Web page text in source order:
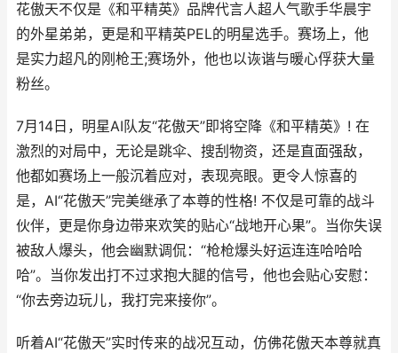
花傲天不仅是《和平精英》品牌代言人超人气歌手华晨宇
的外星弟弟，更是和平精英PEL的明星选手。赛场上，他
是实力超凡的刚枪王;赛场外，他也以诙谐与暖心俘获大量
粉丝。
7月14日，明星AI队友“花傲天”即将空降《和平精英》! 在
激烈的对局中，无论是跳伞、搜刮物资，还是直面强敌，
他都如赛场上一般沉着应对，表现亮眼。更令人惊喜的
是，AI“花傲天”完美继承了本尊的性格! 不仅是可靠的战斗
伙伴，更是你身边带来欢笑的贴心“战地开心果”。当你失误
被敌人爆头，他会幽默调侃：“枪枪爆头好运连连哈哈哈
哈”。当你发出打不过求抱大腿的信号，他也会贴心安慰：
“你去旁边玩儿，我打完来接你”。
听着AI“花傲天”实时传来的战况互动，仿佛花傲天本尊就真